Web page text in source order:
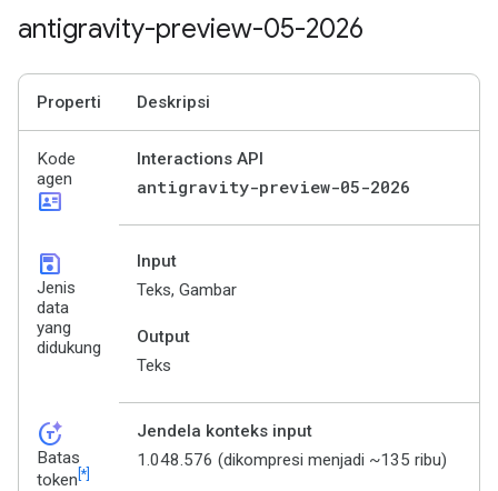
antigravity-preview-05-2026
Properti Deskripsi
Kode
agen
id_card
Interactions API
antigravity-preview-05-2026
save
Jenis
data
yang
didukung
Input
Teks, Gambar
Output
Teks
token_auto
Batas
token [*]
Jendela konteks input
1.048.576 (dikompresi menjadi ~135 ribu)